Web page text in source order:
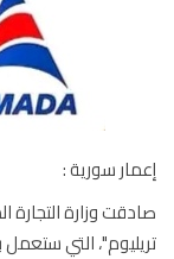
سورية :
وزارة التجارة
التي ستعمل